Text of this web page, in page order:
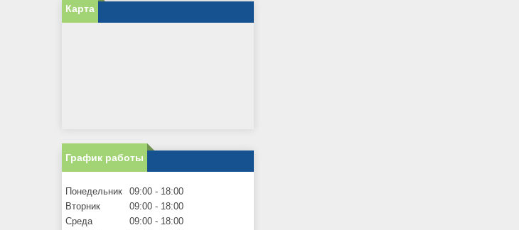
Карта
График работы
Понедельник 09:00
18:00
Вторник
09:00
18:00
Среда
09:00
18:00